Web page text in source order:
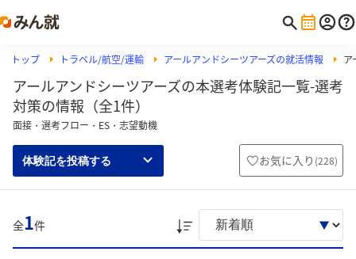
トップ トラベル/航空/運輸 アールアンドシーツアーズの就活情報 ア
アールアンドシーツアーズの本選考体験記一覧-選考
対策の情報（全1件）
面接・選考フロー・ES・志望動機
体験記を投稿する お気に入り (228)
全1件